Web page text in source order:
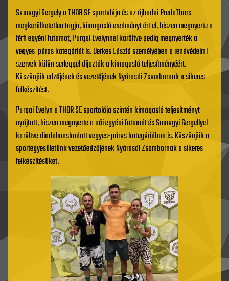
Somogyi Gergely a THOR SE sportolója és az újbudai PredaThors
megkerülhetetlen tagja, kimagasló eredményt ért el, hiszen megnyerte a
férfi egyéni futamot, Purgai Evelynnel karöltve pedig megnyerték a
vegyes-páros kategóriát is. Berkes László személyében a rendvédelmi
szervek külön serleggel díjazták a kimagasló teljesítményéért.
Köszönjük edzőjének és vezetőjének Nyárasdi Zsombornak a sikeres
felkészítést.
Purgai Evelyn a THOR SE sportolója szintén kimagasló teljesítményt
nyújtott, hiszen megnyerte a női egyéni futamát és Somogyi Gergellyel
karöltve diadalmaskodott vegyes-páros kategóriában is. Köszönjük a
sportegyesületünk vezetőedzőjének Nyárasdi Zsombornak a sikeres
felkészítésüket.